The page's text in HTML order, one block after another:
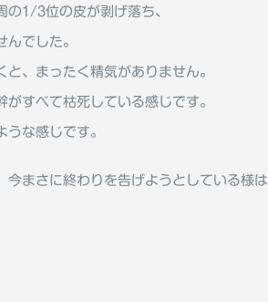
1/3位の皮が剥げ落ち、
でした。
、まったく精気がありません。
すべて枯死している感じです。
な感じです。
まさに終わりを告げようとしている様は